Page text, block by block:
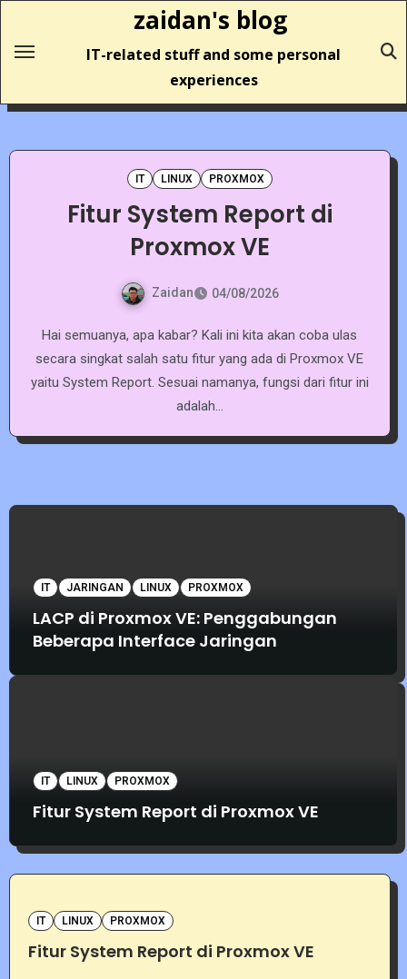
content
zaidan's blog
IT-related stuff and some personal
experiences
IT LINUX PROXMOX
Fitur System Report di
Proxmox VE
Zaidan 04/08/2026
Hai semuanya, apa kabar? Kali ini kita akan coba ulas
secara singkat salah satu fitur yang ada di Proxmox VE
yaitu System Report. Sesuai namanya, fungsi dari fitur ini
adalah…
IT JARINGAN LINUX PROXMOX
LACP di Proxmox VE: Penggabungan
Beberapa Interface Jaringan
IT LINUX PROXMOX
Fitur System Report di Proxmox VE
IT LINUX PROXMOX
Fitur System Report di Proxmox VE